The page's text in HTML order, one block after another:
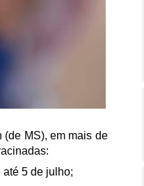
(de MS), em mais de
5 de julho;